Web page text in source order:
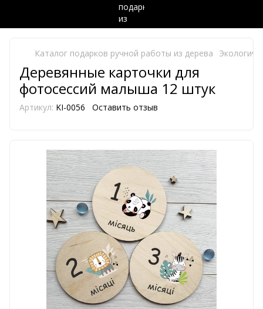
Каталог подарков ручной работы из дерева
Деревянные карточки для
фотосессий малыша 12 штук
Артикул: KI-0056 Оставить отзыв